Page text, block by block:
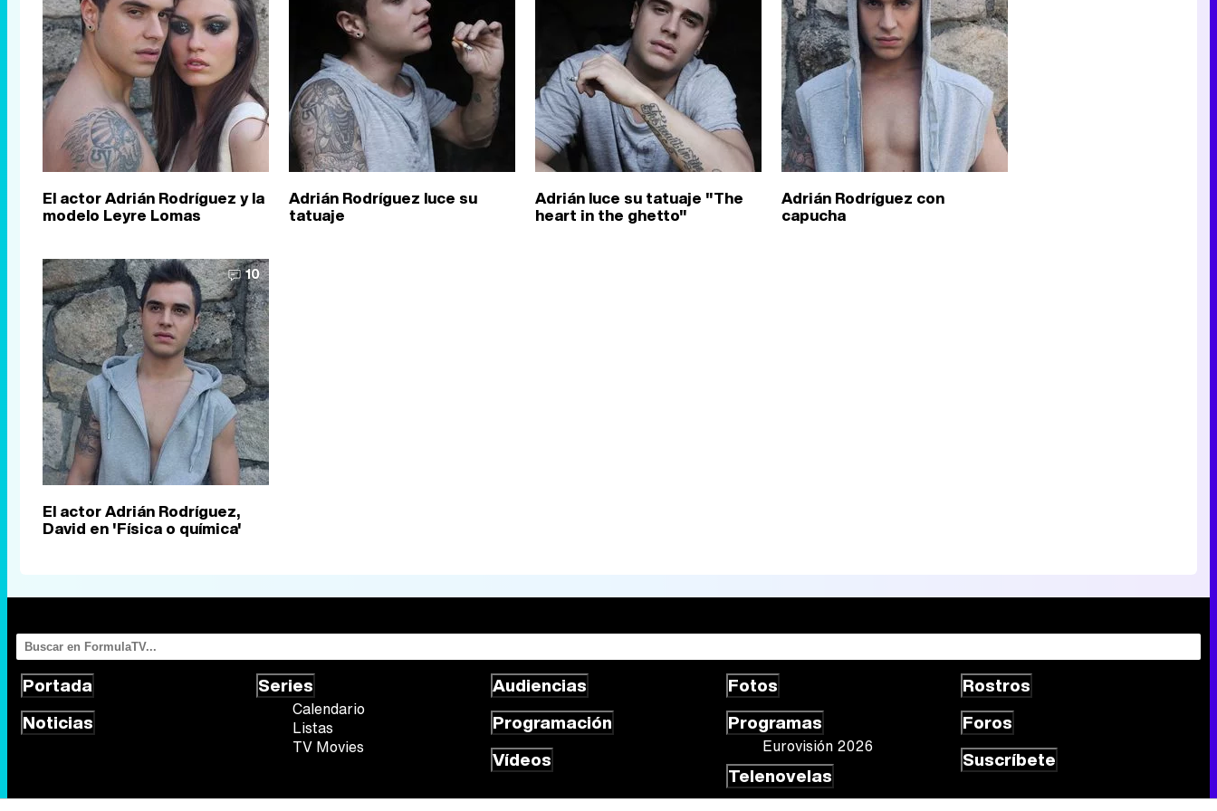
Canción ganadora de Eurovisión 2026: DARA con "Bangaranga" por Bulgaria
El actor Adrián Rodríguez y la
modelo Leyre Lomas
Adrián Rodríguez luce su
tatuaje
Adrián luce su tatuaje "The
heart in the ghetto"
Adrián Rodríguez con
capucha
10
El actor Adrián Rodríguez,
David en 'Física o química'
Portada
Noticias
Series
Calendario
Listas
TV Movies
Audiencias
Programación
Vídeos
Fotos
Programas
Eurovisión 2026
Telenovelas
Rostros
Foros
Suscríbete